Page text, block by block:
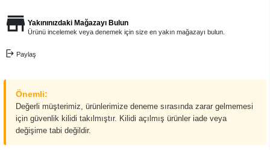
Yakınınızdaki Mağazayı Bulun
Ürünü incelemek veya denemek için size en yakın mağazayı bulun.
Paylaş
Önemli:
Değerli müşterimiz, ürünlerimize deneme sırasında zarar gelmemesi
için güvenlik kilidi takılmıştır. Kilidi açılmış ürünler iade veya
değişime tabi değildir.